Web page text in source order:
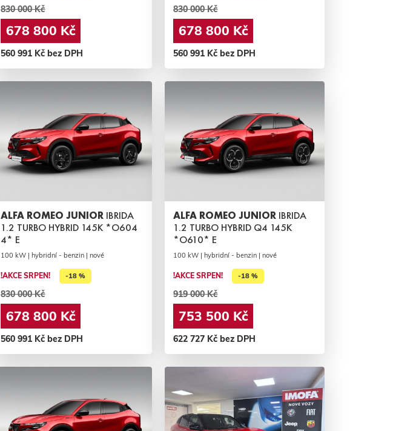
830 000 Kč
678 800 Kč
560 991 Kč bez DPH
830 000 Kč
678 800 Kč
560 991 Kč bez DPH
ALFA ROMEO JUNIOR IBRIDA
1.2 TURBO HYBRID 145K *O604
4* E
100 kW | hybridní - benzin | nové
!AKCE SRPEN! -18 %
830 000 Kč
678 800 Kč
560 991 Kč bez DPH
ALFA ROMEO JUNIOR IBRIDA
1.2 TURBO HYBRID Q4 145K
*O610* E
100 kW | hybridní - benzin | nové
!AKCE SRPEN! -18 %
919 000 Kč
753 500 Kč
622 727 Kč bez DPH